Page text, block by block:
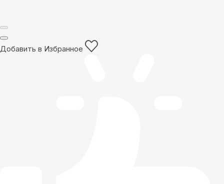
Добавить в Избранное